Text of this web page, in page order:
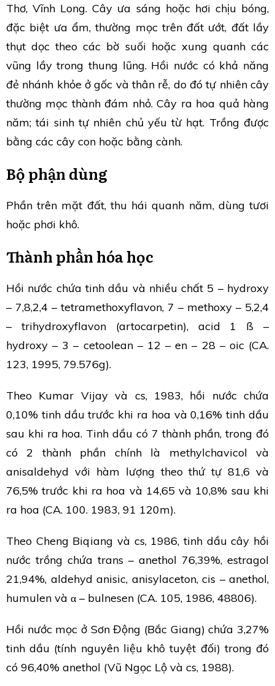
Thơ, Vĩnh Long. Cây ưa sáng hoặc hơi chịu bóng,
đặc biệt ưa ẩm, thường mọc trên đất ướt, đất lầy
thụt dọc theo các bờ suối hoặc xung quanh các
vũng lầy trong thung lũng. Hồi nước có khả năng
đẻ nhánh khỏe ở gốc và thân rễ, do đó tự nhiên cây
thường mọc thành đám nhỏ. Cây ra hoa quả hàng
năm; tái sinh tự nhiên chủ yếu từ hạt. Trồng được
bằng các cây con hoặc bằng cành.
Bộ phận dùng
Phần trên mặt đất, thu hái quanh năm, dùng tươi
hoặc phơi khô.
Thành phần hóa học
Hồi nước chứa tinh dầu và nhiều chất 5 – hydroxy
– 7,8,2,4 – tetramethoxyflavon, 7 – methoxy – 5,2,4
– trihydroxyflavon (artocarpetin), acid 1 ß –
hydroxy – 3 – cetoolean – 12 – en – 28 – oic (CA.
123, 1995, 79.576g).
Theo Kumar Vijay và cs, 1983, hồi nước chứa
0,10% tinh dầu trước khi ra hoa và 0,16% tinh dầu
sau khi ra hoa. Tinh dầu có 7 thành phần, trong đó
có 2 thành phần chính là methylchavicol và
anisaldehyd với hàm lượng theo thứ tự 81,6 và
76,5% trước khi ra hoa và 14,65 và 10,8% sau khi
ra hoa (CA. 100. 1983, 91 120m).
Theo Cheng Biqiang và cs, 1986, tinh dầu cây hồi
nước trồng chứa trans – anethol 76,39%, estragol
21,94%, aldehyd anisic, anisylaceton, cis – anethol,
humulen và α – bulnesen (CA. 105, 1986, 48806).
Hồi nước mọc ở Sơn Động (Bắc Giang) chứa 3,27%
tinh dầu (tính nguyên liệu khô tuyệt đối) trong đó
có 96,40% anethol (Vũ Ngọc Lộ và cs, 1988).